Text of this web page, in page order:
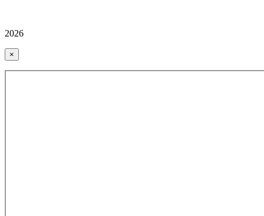
2026
×